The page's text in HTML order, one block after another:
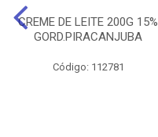
CREME DE LEITE 200G 15%
GORD.PIRACANJUBA
Código: 112781